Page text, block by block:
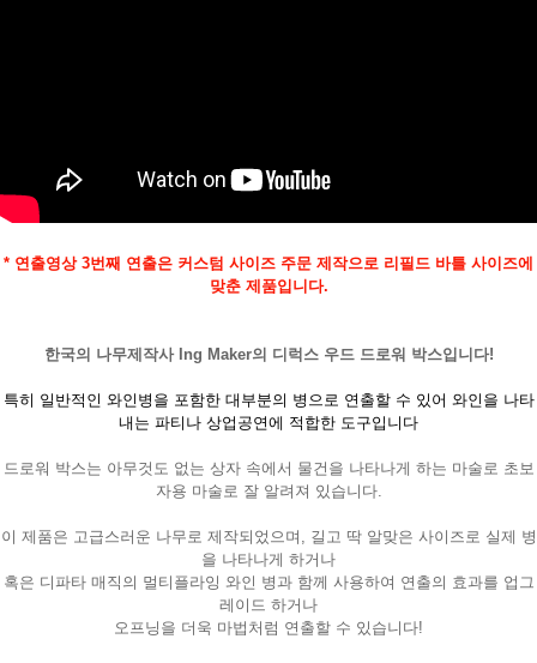
* 연출영상 3번째 연출은 커스텀 사이즈 주문 제작으로 리필드 바틀 사이즈에
맞춘 제품입니다.
한국의 나무제작사 Ing Maker의 디럭스 우드 드로워 박스입니다!
특히 일반적인 와인병을 포함한 대부분의 병으로 연출할 수 있어 와인을 나타
내는 파티나 상업공연에 적합한 도구입니다
드로워 박스는 아무것도 없는 상자 속에서 물건을 나타나게 하는 마술로 초보
자용 마술로 잘 알려져 있습니다.
이 제품은 고급스러운 나무로 제작되었으며, 길고 딱 알맞은 사이즈로 실제 병
을 나타나게 하거나
혹은 디파타 매직의 멀티플라잉 와인 병과 함께 사용하여 연출의 효과를 업그
레이드 하거나
오프닝을 더욱 마법처럼 연출할 수 있습니다!